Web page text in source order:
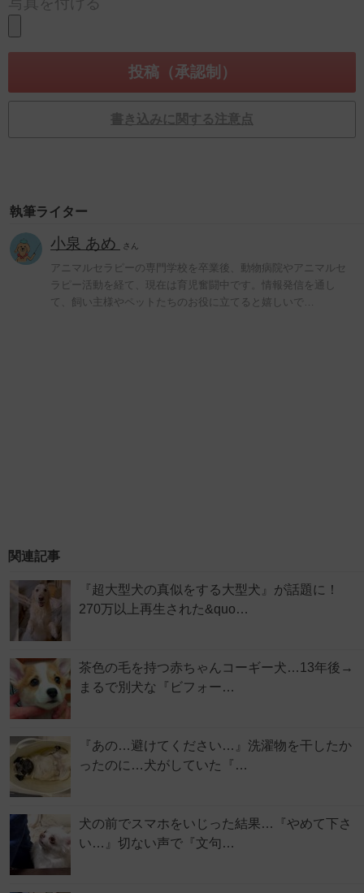
書き込みに関する注意点
執筆ライター
小泉 あめ さん
アニマルセラピーの専門学校を卒業後、動物病院やアニマルセ
ラピー活動を経て、現在は育児奮闘中です。情報発信を通し
て、飼い主様やペットたちのお役に立てると嬉しいで…
関連記事
『超大型犬の真似をする大型犬』が話題に！
270万以上再生された&quo…
茶色の毛を持つ赤ちゃんコーギー犬…13年後→
まるで別犬な『ビフォー…
『あの…避けてください…』洗濯物を干したか
ったのに…犬がしていた『…
犬の前でスマホをいじった結果…『やめて下さ
い…』切ない声で『文句…